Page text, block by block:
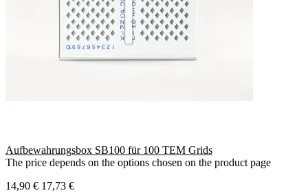
Aufbewahrungsbox SB100 für 100 TEM Grids
The price depends on the options chosen on the product page
14,90 € 17,73 €